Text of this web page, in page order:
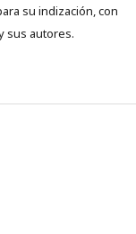
su indización, con
sus autores.